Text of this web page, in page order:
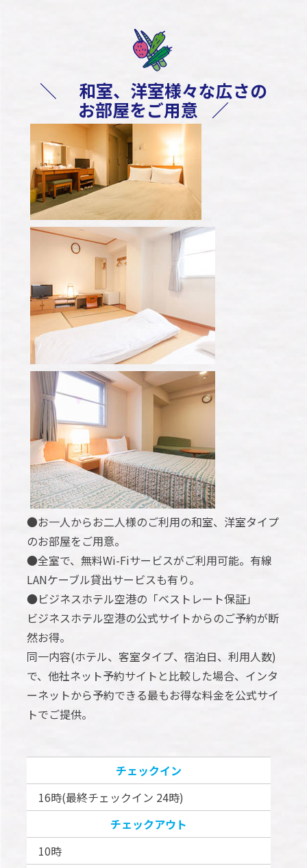
＼ 和室、洋室様々な広さの
お部屋をご用意 ／
●お一人からお二人様のご利用の和室、洋室タイプ
のお部屋をご用意。
●全室で、無料Wi-Fiサービスがご利用可能。有線
LANケーブル貸出サービスも有り。
●ビジネスホテル空港の「ベストレート保証」
ビジネスホテル空港の公式サイトからのご予約が断
然お得。
同一内容(ホテル、客室タイプ、宿泊日、利用人数)
で、他社ネット予約サイトと比較した場合、インタ
ーネットから予約できる最もお得な料金を公式サイ
トでご提供。
チェックイン
16時(最終チェックイン 24時)
チェックアウト
10時